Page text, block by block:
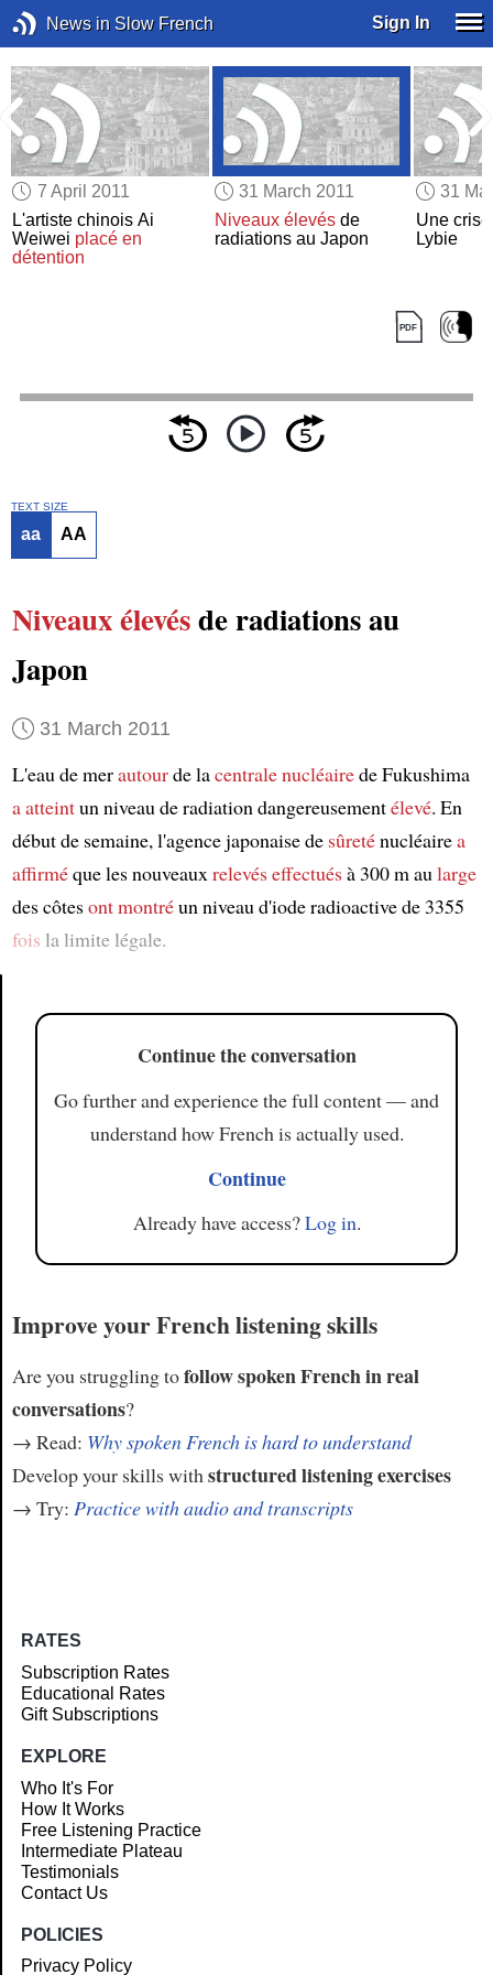
News in Slow French Sign In
7 April 2011
L'artiste chinois Ai
Weiwei placé en
détention
31 March 2011
Niveaux élevésde
radiations au Japon
31
Une
Lybie
TEXT SIZE
aa AA
Niveaux élevésde radiations au
Japon
31 March 2011
L'eau de merautourde lacentrale nucléairede Fukushima
a atteintun niveau de radiation dangereusementélevé. En
début de semaine, l'agence japonaise de sûreténucléairea
affirméque les nouveauxrelevéseffectuésà 300 m aularge
des côtesont montréun niveau d'iode radioactive de 3355
fois la limite légale.
Continue the conversation
Go further and experience the full content — and
understand how French is actually used.
Continue
Already have access?Log in.
Improve your French listening skills
Are you struggling tofollow spoken French in real
conversations?
→ Read: Why spoken French is hard to understand
Develop your skills with structured listening exercises
→ Try: Practice with audio and transcripts
RATES
Subscription Rates
Educational Rates
Gift Subscriptions
EXPLORE
Who It's For
How It Works
Free Listening Practice
Intermediate Plateau
Testimonials
Contact Us
POLICIES
Privacy Policy